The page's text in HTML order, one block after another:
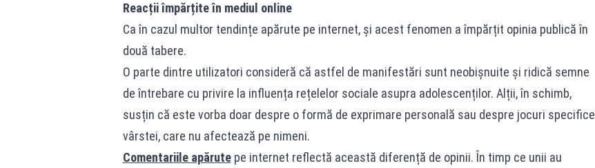
Reacții împărțite în mediul online
Ca în cazul multor tendințe apărute pe internet, și acest fenomen a împărțit opinia publică în
două tabere.
O parte dintre utilizatori consideră că astfel de manifestări sunt neobișnuite și ridică semne
de întrebare cu privire la influența rețelelor sociale asupra adolescenților. Alții, în schimb,
susțin că este vorba doar despre o formă de exprimare personală sau despre jocuri specifice
vârstei, care nu afectează pe nimeni.
Comentariile apărutepe internet reflectă această diferență de opinii. În timp ce unii au